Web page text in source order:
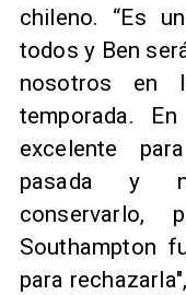
chileno. “Es
todos y Ben
nosotros en
temporada.
excelente
pasada y
conservarlo,
Southampton
para